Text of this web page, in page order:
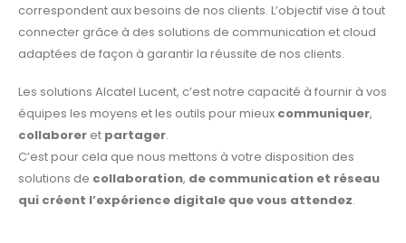
correspondent aux besoins de nos clients. L’objectif vise à tout
connecter grâce à des solutions de communication et cloud
adaptées de façon à garantir la réussite de nos clients.
Les solutions Alcatel Lucent, c’est notre capacité à fournir à vos
équipes les moyens et les outils pour mieux communiquer,
collaborer et partager.
C’est pour cela que nous mettons à votre disposition des
solutions de collaboration, de communication et réseau
qui créent l’expérience digitale que vous attendez.